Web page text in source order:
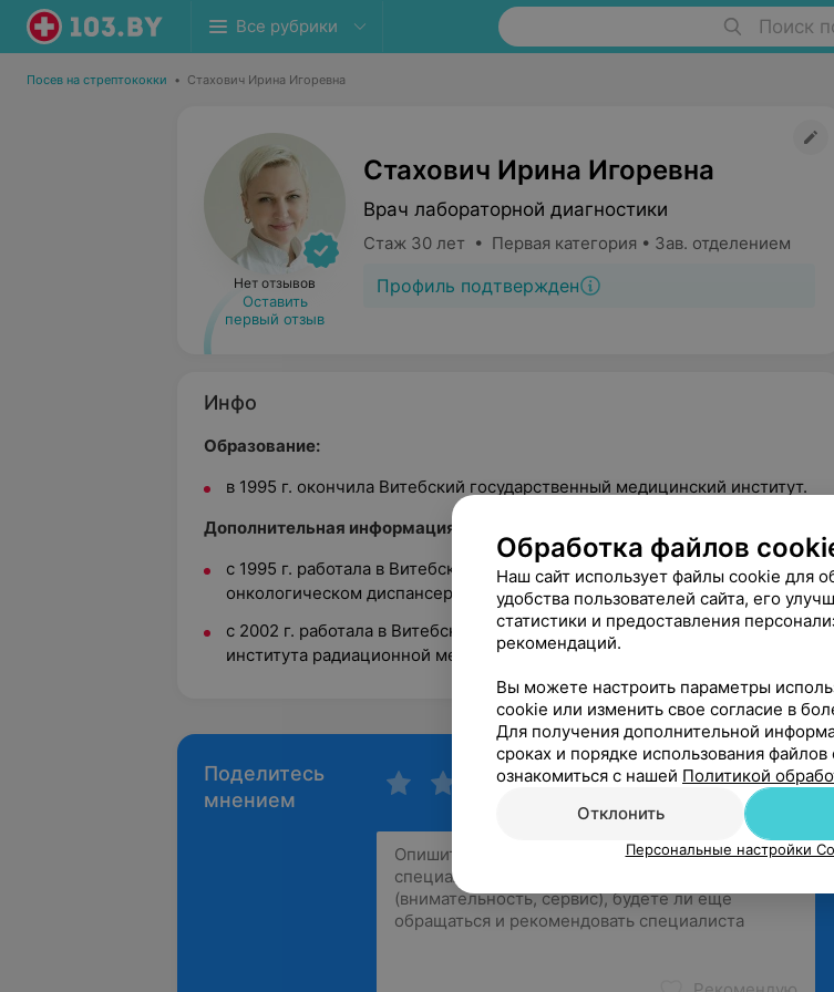
Все рубрики Поиск
Посев на стрептококки • Стахович Ирина Игоревна
Нет отзывов
Оставить
первый отзыв
Стахович Ирина Игоревна
Врач лабораторной диагностики
Стаж 30 лет • Первая категория • Зав. отделением
Профиль подтвержден
Инфо
Образование:
в 1995 г. окончила Витебский государственный медицинский институт.
Дополнительная информация:
с 1995 г. работала в Витебском областном клиническом
онкологическом диспансере;
с 2002 г. работала в Витебском филиале научно-исследовательского
института радиационной медицины и эндокринологии.
Поделитесь
мнением
Обработка файлов
Наш сайт использует файлы cookie для
удобства пользователей сайта, его
статистики и предоставления
рекомендаций.
Вы можете настроить параметры
cookie или изменить свое согласие в
Для получения дополнительной
сроках и порядке использования
ознакомиться с нашей Политикой
Отклонить
Персональные настройки